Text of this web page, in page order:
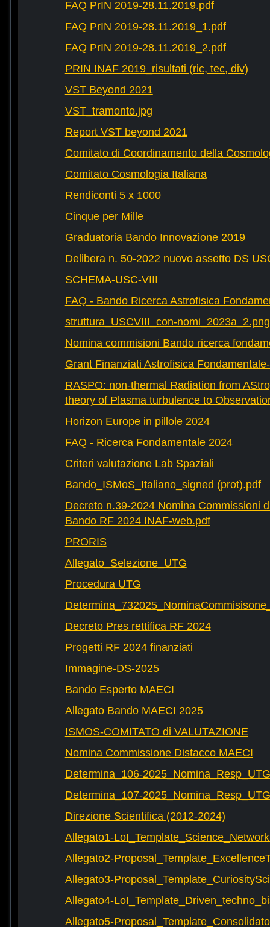
FAQ PrIN 2019-28.11.2019.pdf
FAQ PrIN 2019-28.11.2019_1.pdf
FAQ PrIN 2019-28.11.2019_2.pdf
PRIN INAF 2019_risultati (ric, tec, div)
VST Beyond 2021
VST_tramonto.jpg
Report VST beyond 2021
Comitato di Coordinamento della
Comitato Cosmologia Italiana
Rendiconti 5 x 1000
Cinque per Mille
Graduatoria Bando Innovazione 2019
Delibera n. 50-2022 nuovo assetto DS
SCHEMA-USC-VIII
FAQ - Bando Ricerca Astrofisica
struttura_USCVIII_con-nomi_2023a_2.png
Nomina commisioni Bando ricerca
Grant Finanziati Astrofisica
RASPO: non-thermal Radiation from
theory of Plasma turbulence to
Horizon Europe in pillole 2024
FAQ - Ricerca Fondamentale 2024
Criteri valutazione Lab Spaziali
Bando_ISMoS_Italiano_signed (prot).pdf
Decreto n.39-2024 Nomina Commissioni
Bando RF 2024 INAF-web.pdf
PRORIS
Allegato_Selezione_UTG
Procedura UTG
Decreto Pres rettifica RF 2024
Progetti RF 2024 finanziati
Immagine-DS-2025
Bando Esperto MAECI
Allegato Bando MAECI 2025
ISMOS-COMITATO di VALUTAZIONE
Nomina Commissione Distacco MAECI
Determina_106-
Determina_107-
Direzione Scientifica (2012-2024)
Allegato1-
Allegato2-
Allegato3-
Allegato4-
Allegato5-